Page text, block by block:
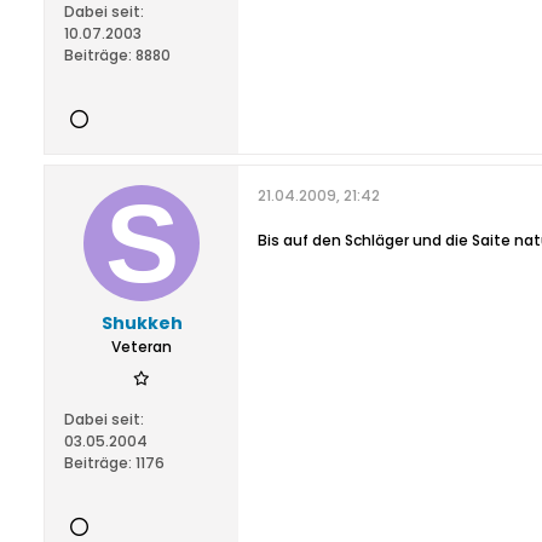
Dabei seit:
10.07.2003
Beiträge: 8880
Shukkeh
Veteran
Dabei seit:
03.05.2004
Beiträge: 1176
21.04.2009, 21:42
Bis auf den Schläger und die Saite